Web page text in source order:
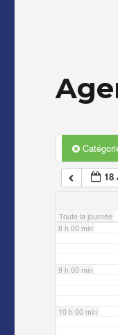
18
Toute la journée
5 h 00 min
6 h 00 min
7 h 00 min
8 h 00 min
9 h 00 min
10 h 00 min